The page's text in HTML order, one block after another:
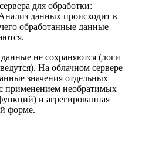
для обработки:
данных происходит в
обработанные данные
не сохраняются (логи
На облачном сервере
значения отдельных
применением необратимых
и агрегированная
форме.